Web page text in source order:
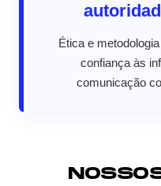
Ética e
confiança às
comunicação